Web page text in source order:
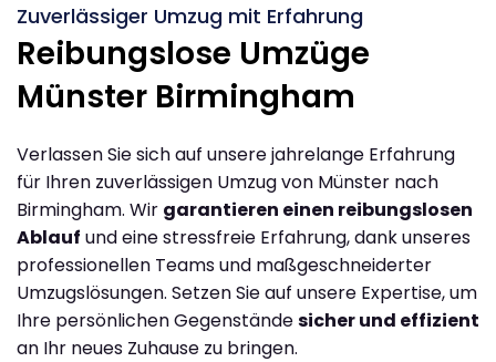
Zuverlässiger Umzug mit Erfahrung
Reibungslose Umzüge
Münster Birmingham
Verlassen Sie sich auf unsere jahrelange Erfahrung
für Ihren zuverlässigen Umzug von Münster nach
Birmingham. Wir garantieren einen reibungslosen
Ablauf und eine stressfreie Erfahrung, dank unseres
professionellen Teams und maßgeschneiderter
Umzugslösungen. Setzen Sie auf unsere Expertise, um
Ihre persönlichen Gegenständesicher und effizient
an Ihr neues Zuhause zu bringen.